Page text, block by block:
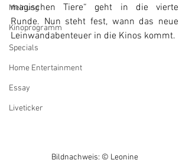
Meinung
Kinoprogramm
Specials
Home Entertainment
Essay
Liveticker
magischen Tiere“ geht in die vierte
Runde. Nun steht fest, wann das neue
Leinwandabenteuer in die Kinos kommt.
Bildnachweis: © Leonine